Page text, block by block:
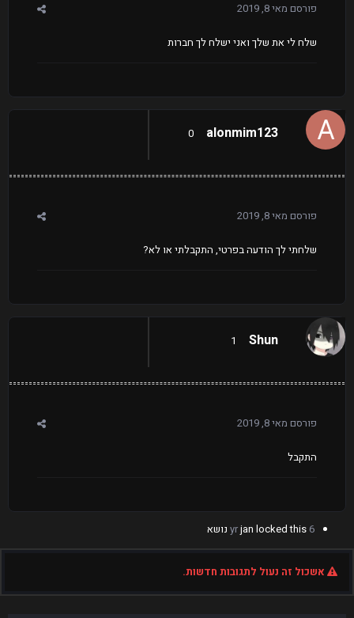
פורסם מאי 8, 2019
שלח לי את שלך ואני ישלח לך חברות
alonmim123
0
פורסם מאי 8, 2019
שלחתי לך הודעה בפרטי, התקבלתי או לא?
Shun
1
פורסם מאי 8, 2019
התקבל
6 yr
jan locked this נושא
אשכול זה נעול לתגובות חדשות.